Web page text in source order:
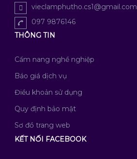
vieclamphutho.cs1@gmail.com
097 9876146
THÔNG TIN
Cẩm nang nghề nghiệp
Báo giá dịch vụ
Điều khoản sử dụng
Quy định bảo mật
Sơ đồ trang web
KẾT NỐI FACEBOOK